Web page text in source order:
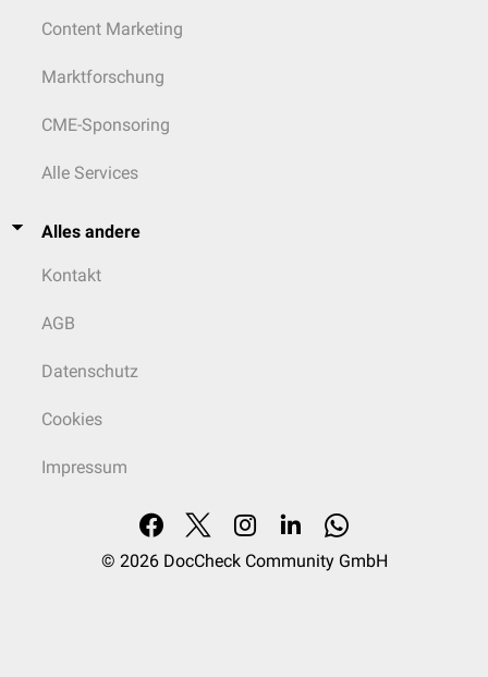
Content Marketing
Marktforschung
CME-Sponsoring
Alle Services
Alles andere
Kontakt
AGB
Datenschutz
Cookies
Impressum
© 2026 DocCheck Community GmbH